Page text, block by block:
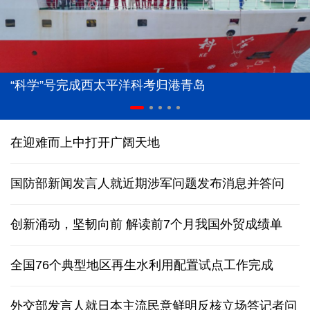
“科学”号完成西太平洋科考归港青岛
在迎难而上中打开广阔天地
国防部新闻发言人就近期涉军问题发布消息并答问
创新涌动，坚韧向前 解读前7个月我国外贸成绩单
全国76个典型地区再生水利用配置试点工作完成
外交部发言人就日本主流民意鲜明反核立场答记者问